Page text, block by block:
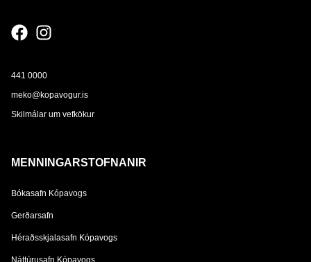
441 0000
meko@kopavogur.is
Skilmálar um vefkökur
MENNINGARSTOFNANIR
Bókasafn Kópavogs
Gerðarsafn
Héraðsskjalasafn Kópavogs